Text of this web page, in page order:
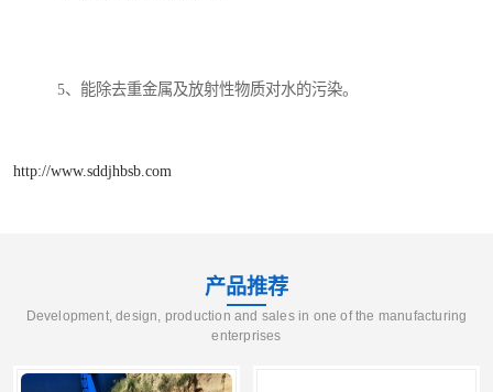
5、能除去重金属及放射性物质对水的污染。
http://www.sddjhbsb.com
产品推荐
Development, design, production and sales in one of the manufacturing
enterprises